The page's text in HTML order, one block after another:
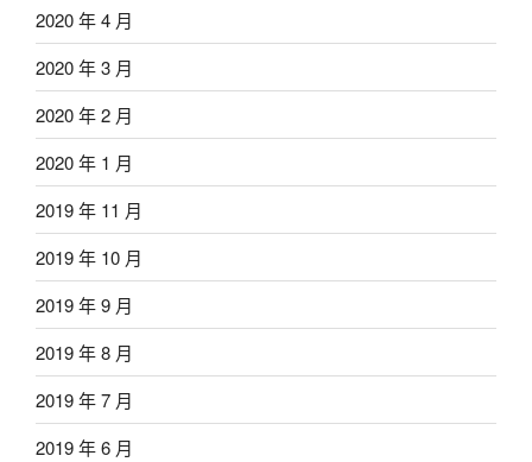
2020 年 4 月
2020 年 3 月
2020 年 2 月
2020 年 1 月
2019 年 11 月
2019 年 10 月
2019 年 9 月
2019 年 8 月
2019 年 7 月
2019 年 6 月